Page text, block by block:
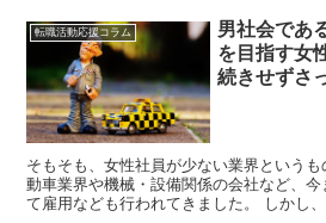
転職活動応援コラム
男社会であ
を目指す女
続きせずさ
そもそも、女性社員が少ない業界という
動車業界や機械・設備関係の会社など、
て雇用なども行われてきました。 しかし